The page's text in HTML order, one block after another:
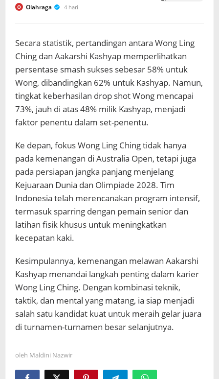
O Olahraga 4 hari
Secara statistik, pertandingan antara Wong Ling
Ching dan Aakarshi Kashyap memperlihatkan
persentase smash sukses sebesar 58% untuk
Wong, dibandingkan 62% untuk Kashyap. Namun,
tingkat keberhasilan drop shot Wong mencapai
73%, jauh di atas 48% milik Kashyap, menjadi
faktor penentu dalam set-penentu.
Ke depan, fokus Wong Ling Ching tidak hanya
pada kemenangan di Australia Open, tetapi juga
pada persiapan jangka panjang menjelang
Kejuaraan Dunia dan Olimpiade 2028. Tim
Indonesia telah merencanakan program intensif,
termasuk sparring dengan pemain senior dan
latihan fisik khusus untuk meningkatkan
kecepatan kaki.
Kesimpulannya, kemenangan melawan Aakarshi
Kashyap menandai langkah penting dalam karier
Wong Ling Ching. Dengan kombinasi teknik,
taktik, dan mental yang matang, ia siap menjadi
salah satu kandidat kuat untuk meraih gelar juara
di turnamen-turnamen besar selanjutnya.
oleh Maldini Nazwir